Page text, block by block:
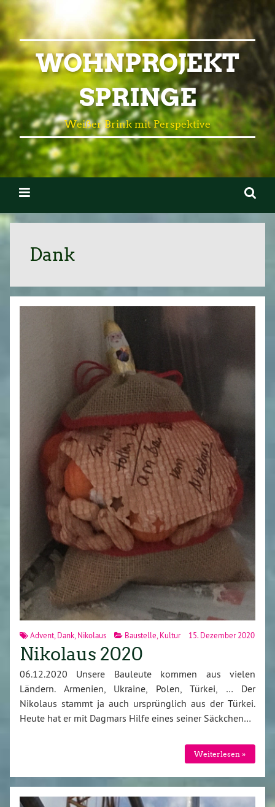
WOHNPROJEKT
SPRINGE
Weißer Brink mit Perspektive
Dank
Advent Dank Nikolaus Baustelle Kultur 15. Dezember 2020
Nikolaus 2020
06.12.2020 Unsere Bauleute kommen aus vielen
Ländern. Armenien, Ukraine, Polen, Türkei, … Der
Nikolaus stammt ja auch ursprünglich aus der Türkei.
Heute hat er mit Dagmars Hilfe eines seiner Säckchen…
Weiterlesen »